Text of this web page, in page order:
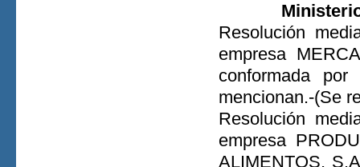
Resolución
empresa
conformada
mencionan.-(Se
Resolución
empresa
ALIMENTOS,